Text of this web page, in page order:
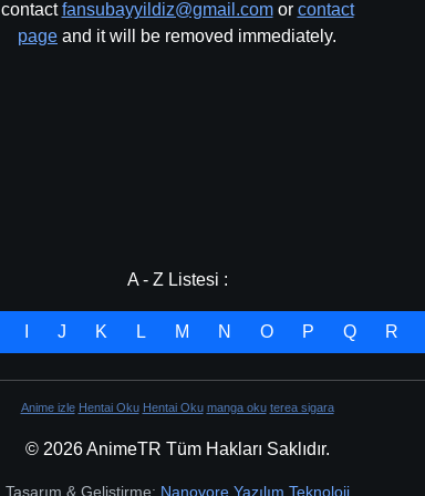
contactfansubayyildiz@gmail.comor contact
page and it will be removed immediately.
A - Z Listesi :
J K L M N O P Q R
Anime izle Hentai Oku Hentai Oku manga oku terea sigara
© 2026 AnimeTR Tüm Hakları Saklıdır.
Tasarım & Geliştirme: Nanovore Yazılım Teknoloji